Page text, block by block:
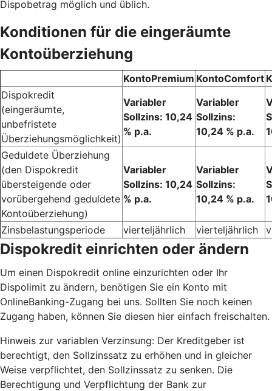
Dispobetrag möglich und üblich.
Konditionen für die eingeräumte
Kontoüberziehung
KontoPremium KontoComfort
Dispokredit
(eingeräumte,
unbefristete
Überziehungsmöglichkeit)
Variabler
Sollzins: 10,24
% p.a.
Variabler
Sollzins:
10,24 % p.a.
Geduldete Überziehung
(den Dispokredit
übersteigende oder
vorübergehend geduldete
Kontoüberziehung)
Variabler
Sollzins: 10,24
% p.a.
Variabler
Sollzins:
10,24 % p.a.
Zinsbelastungsperiode vierteljährlich vierteljährlich
Dispokredit einrichten oder ändern
Um einen Dispokredit online einzurichten oder Ihr
Dispolimit zu ändern, benötigen Sie ein Konto mit
OnlineBanking-Zugang bei uns. Sollten Sie noch keinen
Zugang haben, können Sie diesen hier einfach freischalten.
Hinweis zur variablen Verzinsung: Der Kreditgeber ist
berechtigt, den Sollzinssatz zu erhöhen und in gleicher
Weise verpflichtet, den Sollzinssatz zu senken. Die
Berechtigung und Verpflichtung der Bank zur